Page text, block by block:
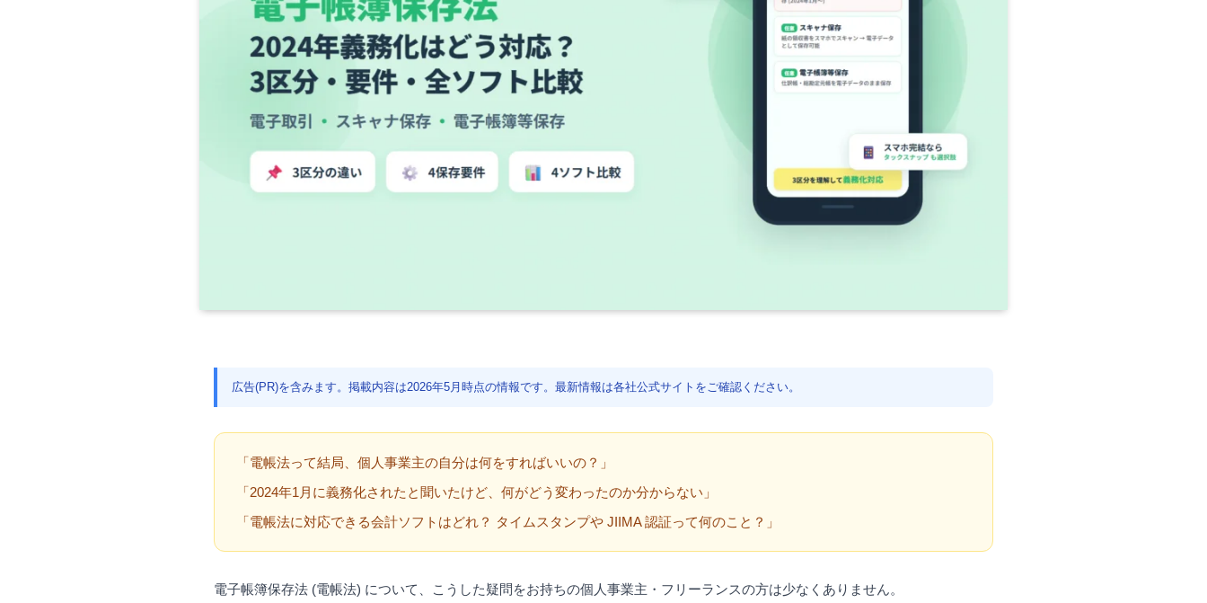
広告(PR)を含みます。掲載内容は2026年5月時点の情報です。最新情報は各社公式サイトをご確認ください。
「電帳法って結局、個人事業主の自分は何をすればいいの？」
「2024年1月に義務化されたと聞いたけど、何がどう変わったのか分からない」
「電帳法に対応できる会計ソフトはどれ？ タイムスタンプや JIIMA 認証って何のこと？」
電子帳簿保存法 (電帳法) について、こうした疑問をお持ちの個人事業主・フリーランスの方は少なくありません。